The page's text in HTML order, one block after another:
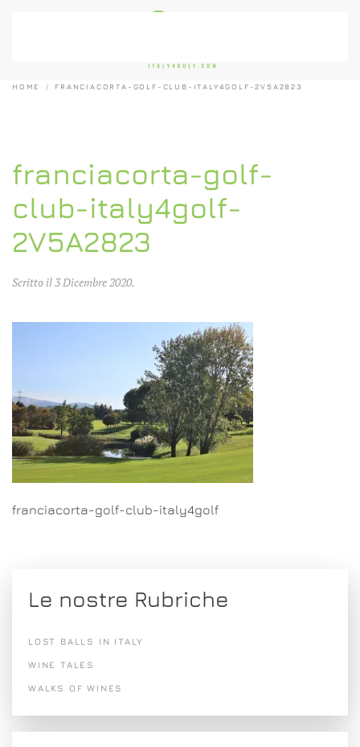
HOME FRANCIACORTA-GOLF-CLUB-ITALY4GOLF-2V5A2823
franciacorta-golf-
club-italy4golf-
2V5A2823
Scritto il3 Dicembre 2020.
franciacorta-golf-club-italy4golf
Le nostre Rubriche
LOST BALLS IN ITALY
WINE TALES
WALKS OF WINES